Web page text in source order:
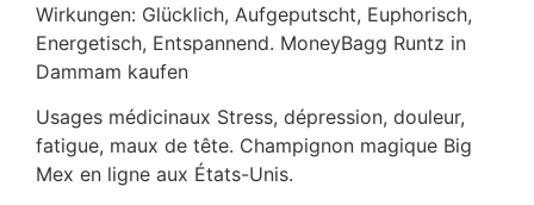
Wirkungen: Glücklich, Aufgeputscht, Euphorisch,
Energetisch, Entspannend. MoneyBagg Runtz in
Dammam kaufen
Usages médicinaux Stress, dépression, douleur,
fatigue, maux de tête. Champignon magique Big
Mex en ligne aux États-Unis.